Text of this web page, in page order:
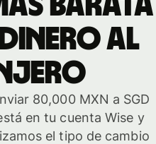
dinero al
80,000 MXN a SGD
en tu cuenta Wise y
el tipo de cambio